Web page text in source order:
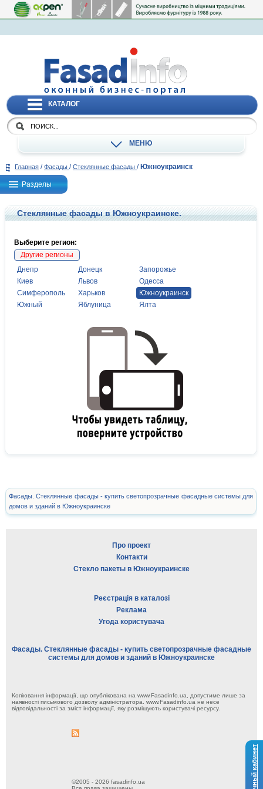
Личный кабинет
КАТАЛОГ
МЕНЮ
Главная / Фасады / Стеклянные фасады / Южноукраинск
Разделы
Стеклянные фасады в Южноукраинске.
Выберите регион:
Другие регионы
Днепр
Донецк
Запорожье
Киев
Львов
Одесса
Симферополь
Харьков
Южноукраинск
Южный
Яблуница Ялта
Фасады. Стеклянные фасады - купить светопрозрачные фасадные системы для
домов и зданий в Южноукраинске
Про проект
Контакти
Стекло пакеты в Южноукраинске
Реєстрація в каталозі
Реклама
Угода користувача
Фасады. Стеклянные фасады - купить светопрозрачные фасадные
системы для домов и зданий в Южноукраинске
Копіювання інформації, що опублікована на www.Fasadinfo.ua, допустиме лише за
наявності письмового дозволу адміністратора. www.Fasadinfo.ua не несе
відповідальності за зміст інформації, яку розміщують користувачі ресурсу.
©2005 - 2026 fasadinfo.ua